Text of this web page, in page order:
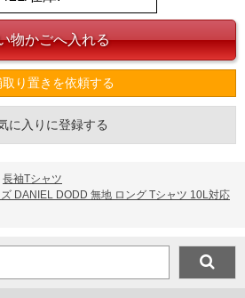
取り置きを依頼する
に入りに登録する
長袖Tシャツ
DANIEL DODD 無地 ロング Tシャツ 10L対応